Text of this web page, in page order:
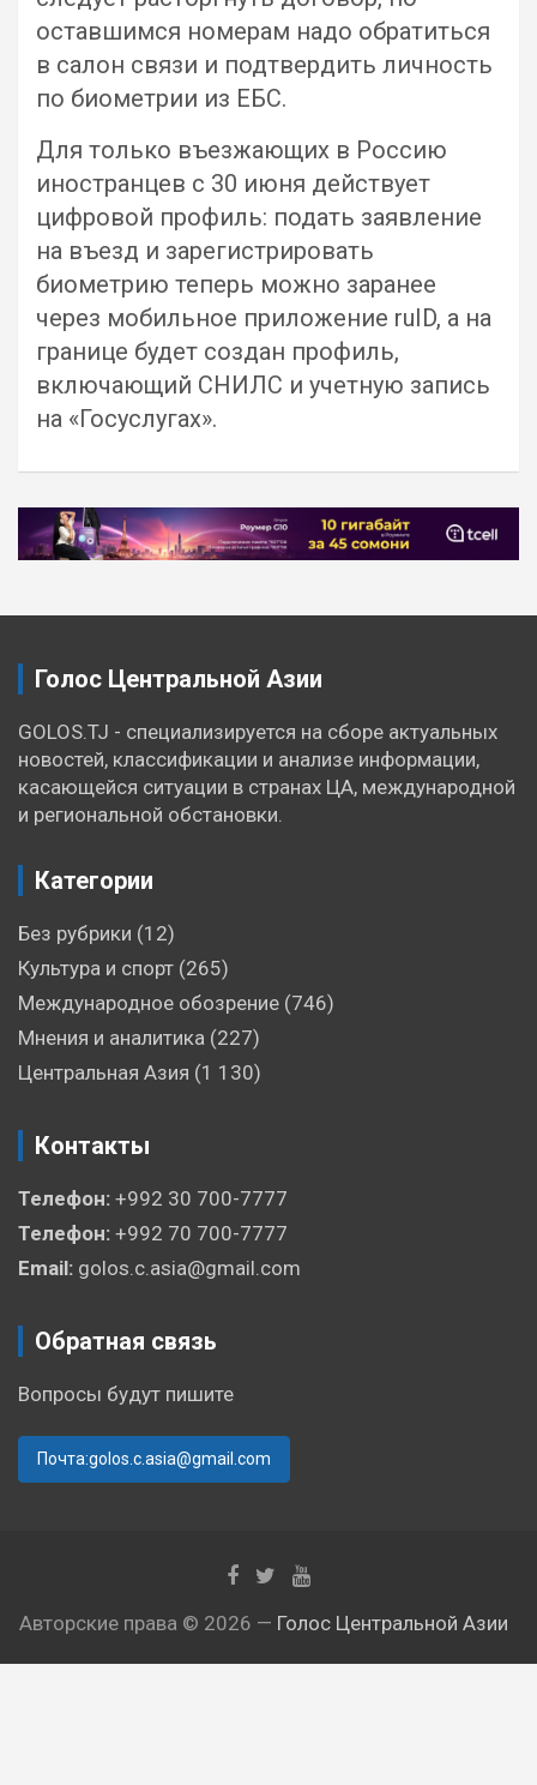
оставшимся номерам надо обратиться
в салон связи и подтвердить личность
по биометрии из ЕБС.
Для только въезжающих в Россию
иностранцев с 30 июня действует
цифровой профиль: подать заявление
на въезд и зарегистрировать
биометрию теперь можно заранее
через мобильное приложение ruID, а на
границе будет создан профиль,
включающий СНИЛС и учетную запись
на «Госуслугах».
Навигация
по
Голос Центральной Азии
GOLOS.TJ - специализируется на сборе актуальных
новостей, классификации и анализе информации,
касающейся ситуации в странах ЦА, международной
и региональной обстановки.
Категории
Без рубрики (12)
Культура и спорт (265)
Международное обозрение (746)
Мнения и аналитика (227)
Центральная Азия (1 130)
Контакты
Телефон: +992 30 700-7777
Телефон: +992 70 700-7777
Email: golos.c.asia@gmail.com
Обратная связь
Вопросы будут пишите
Почта:golos.c.asia@gmail.com
Авторские права © 2026 — Голос Центральной Азии